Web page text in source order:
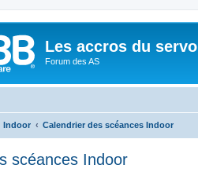
Les accros du servo
Forum des AS
Indoor Calendrier des scéances Indoor
scéances Indoor